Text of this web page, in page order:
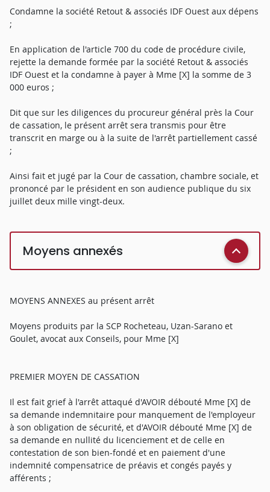
Condamne la société Retout & associés IDF Ouest aux dépens
;
En application de l'article 700 du code de procédure civile,
rejette la demande formée par la société Retout & associés
IDF Ouest et la condamne à payer à Mme [X] la somme de 3
000 euros ;
Dit que sur les diligences du procureur général près la Cour
de cassation, le présent arrêt sera transmis pour être
transcrit en marge ou à la suite de l'arrêt partiellement cassé
;
Ainsi fait et jugé par la Cour de cassation, chambre sociale, et
prononcé par le président en son audience publique du six
juillet deux mille vingt-deux.
Moyens annexés
MOYENS ANNEXES au présent arrêt
Moyens produits par la SCP Rocheteau, Uzan-Sarano et
Goulet, avocat aux Conseils, pour Mme [X]
PREMIER MOYEN DE CASSATION
Il est fait grief à l'arrêt attaqué d'AVOIR débouté Mme [X] de
sa demande indemnitaire pour manquement de l'employeur
à son obligation de sécurité, et d'AVOIR débouté Mme [X] de
sa demande en nullité du licenciement et de celle en
contestation de son bien-fondé et en paiement d'une
indemnité compensatrice de préavis et congés payés y
afférents ;